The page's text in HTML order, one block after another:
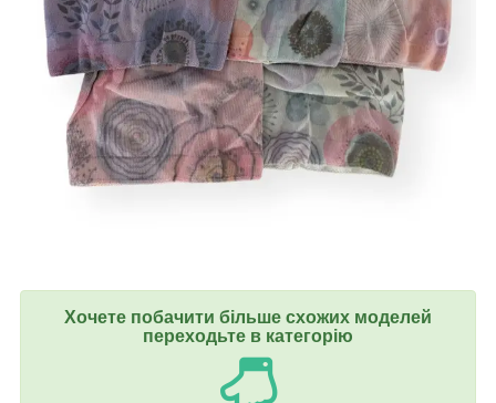
Хочете побачити більше схожих моделей
переходьте в категорію